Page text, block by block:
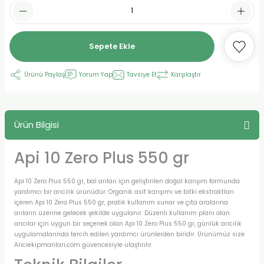
Sepete Ekle
Ürünü Paylaş Yorum Yap Tavsiye Et Karşılaştır
Ürün Bilgisi
Api 10 Zero Plus 550 gr
Api 10 Zero Plus 550 gr, bal arıları için geliştirilen doğal karışım formunda
yardımcı bir arıcılık ürünüdür. Organik asit karışımı ve bitki ekstraktları
içeren Api 10 Zero Plus 550 gr, pratik kullanım sunar ve çıta aralarına
arıların üzerine gelecek şekilde uygulanır. Düzenli kullanım planı olan
arıcılar için uygun bir seçenek olan Api 10 Zero Plus 550 gr, günlük arıcılık
uygulamalarında tercih edilen yardımcı ürünlerden biridir. Ürünümüz size
Ariciekipmanlari.com güvencesiyle ulaştırılır.